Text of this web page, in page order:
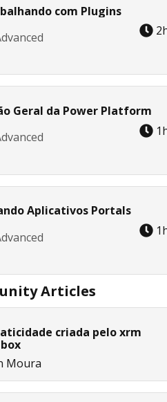
com Plugins
2
Geral da Power Platform
1
Aplicativos Portals
1
Articles
criada pelo xrm
Moura